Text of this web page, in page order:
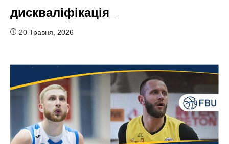
дискваліфікація_
20 Травня, 2026